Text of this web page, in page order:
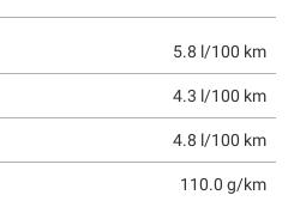
5.8 l/100 km
4.3 l/100 km
4.8 l/100 km
110.0 g/km